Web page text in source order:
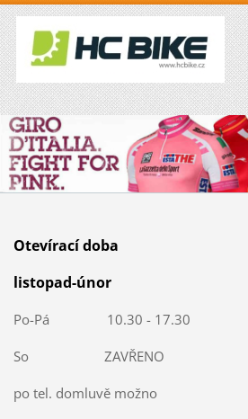
Otevírací doba
listopad-únor
Po-Pá 10.30 - 17.30
So ZAVŘENO
po tel. domluvě možno